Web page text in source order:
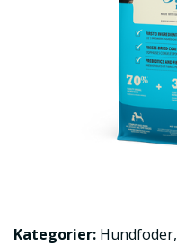
Kategorier: Hundfoder,